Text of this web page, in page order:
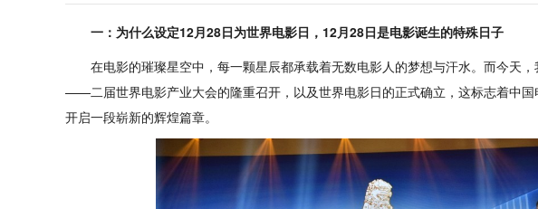
一：为什么设定12月28日为世界电影日，12月28日是电影诞生的特殊日子
在电影的璀璨星空中，每一颗星辰都承载着无数电影人的梦想与汗水。而今天
——二届世界电影产业大会的隆重召开，以及世界电影日的正式确立，这标志着中国
开启一段崭新的辉煌篇章。